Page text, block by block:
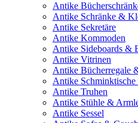
Antike
Antike Schränke &
Antike Sekretäre
Antike Kommoden
Antike Sideboards &
Antike Vitrinen
Antike Bücherregale
Antike
Antike Truhen
Antike Stühle &
Antike Sessel